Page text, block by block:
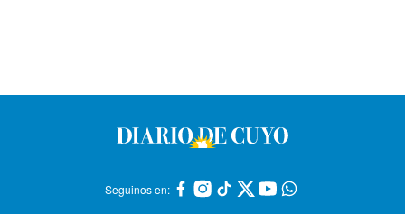
Seguinos en: